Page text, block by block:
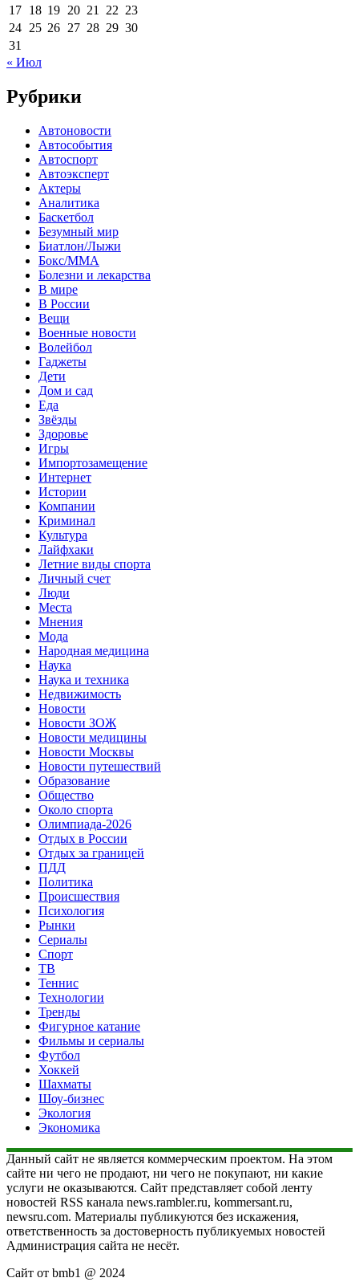
17 18 19 20 21 22 23
24 25 26 27 28 29 30
31
« Июл
Рубрики
Автоновости
Автособытия
Автоспорт
Автоэксперт
Актеры
Аналитика
Баскетбол
Безумный мир
Биатлон/Лыжи
Бокс/MMA
Болезни и лекарства
В мире
В России
Вещи
Военные новости
Волейбол
Гаджеты
Дети
Дом и сад
Еда
Звёзды
Здоровье
Игры
Импортозамещение
Интернет
Истории
Компании
Криминал
Культура
Лайфхаки
Летние виды спорта
Личный счет
Люди
Места
Мнения
Мода
Народная медицина
Наука
Наука и техника
Недвижимость
Новости
Новости ЗОЖ
Новости медицины
Новости Москвы
Новости путешествий
Образование
Общество
Около спорта
Олимпиада-2026
Отдых в России
Отдых за границей
ПДД
Политика
Происшествия
Психология
Рынки
Сериалы
Спорт
ТВ
Теннис
Технологии
Тренды
Фигурное катание
Фильмы и сериалы
Футбол
Хоккей
Шахматы
Шоу-бизнес
Экология
Экономика
Данный сайт не является коммерческим проектом. На этом
сайте ни чего не продают, ни чего не покупают, ни какие
услуги не оказываются. Сайт представляет собой ленту
новостей RSS канала news.rambler.ru, kommersant.ru,
newsru.com. Материалы публикуются без искажения,
ответственность за достоверность публикуемых новостей
Администрация сайта не несёт.
Сайт от bmb1 @ 2024